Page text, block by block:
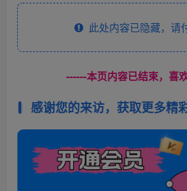
此处内容已隐藏，请
------本页内容已结束，喜
感谢您的来访，获取更多精